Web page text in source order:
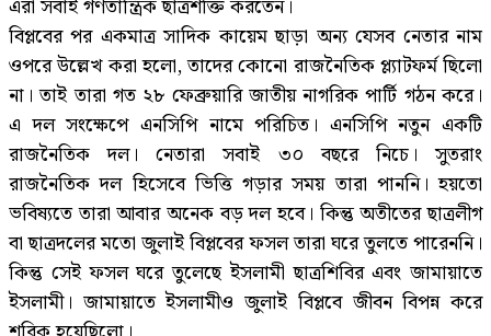
এরা সবাই গণতান্ত্রিক ছাত্রশক্তি করতেন।
বিপ্লবের পর একমাত্র সাদিক কায়েম ছাড়া অন্য যেসব নেতার নাম
ওপরে উল্লেখ করা হলো, তাদের কোনো রাজনৈতিক প্ল্যাটফর্ম ছিলো
না। তাই তারা গত ২৮ ফেব্রুয়ারি জাতীয় নাগরিক পার্টি গঠন করে।
এ দল সংক্ষেপে এনসিপি নামে পরিচিত। এনসিপি নতুন একটি
রাজনৈতিক দল। নেতারা সবাই ৩০ বছরে নিচে। সুতরাং
রাজনৈতিক দল হিসেবে ভিত্তি গড়ার সময় তারা পাননি। হয়তো
ভবিষ্যতে তারা আবার অনেক বড় দল হবে। কিন্তু অতীতের ছাত্রলীগ
বা ছাত্রদলের মতো জুলাই বিপ্লবের ফসল তারা ঘরে তুলতে পারেননি।
কিন্তু সেই ফসল ঘরে তুলেছে ইসলামী ছাত্রশিবির এবং জামায়াতে
ইসলামী। জামায়াতে ইসলামীও জুলাই বিপ্লবে জীবন বিপন্ন করে